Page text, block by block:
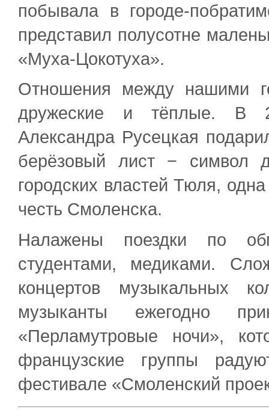
побывала в городе-
представил полусотне
«Муха-Цокотуха».
Отношения между нашими
дружеские и тёплые. В
Александра Русецкая
берёзовый лист − символ
городских властей Тюля,
честь Смоленска.
Налажены поездки по
студентами, медиками.
концертов музыкальных
музыканты ежегодно
«Перламутровые ночи»,
французские группы
фестивале «Смоленский